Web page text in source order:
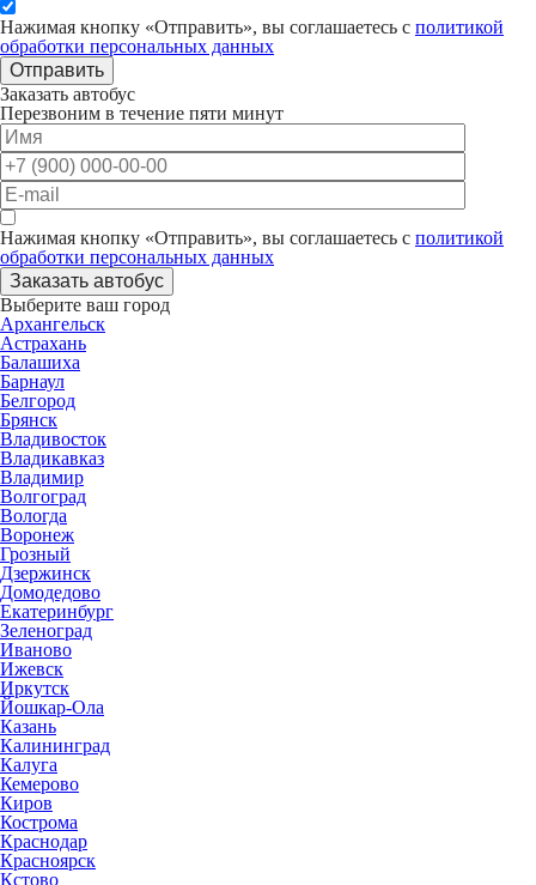
Нажимая кнопку «Отправить», вы соглашаетесь с политикой
обработки персональных данных
Отправить
Заказать автобус
Перезвоним в течение пяти минут
Нажимая кнопку «Отправить», вы соглашаетесь с политикой
обработки персональных данных
Заказать автобус
Выберите ваш город
Архангельск
Астрахань
Балашиха
Барнаул
Белгород
Брянск
Владивосток
Владикавказ
Владимир
Волгоград
Вологда
Воронеж
Грозный
Дзержинск
Домодедово
Екатеринбург
Зеленоград
Иваново
Ижевск
Иркутск
Йошкар-Ола
Казань
Калининград
Калуга
Кемерово
Киров
Кострома
Краснодар
Красноярск
Кстово